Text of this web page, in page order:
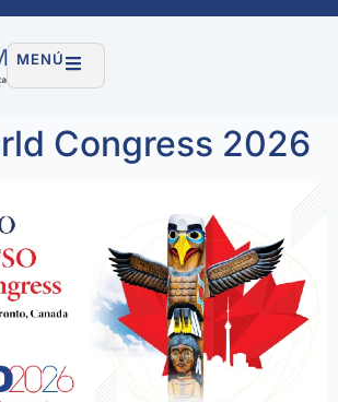
MENÚ
Congress 2026